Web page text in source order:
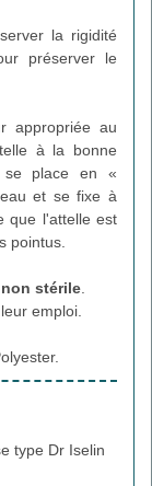
la rigidité
préserver le
appropriée au
à la bonne
se place en «
et se fixe à
que l'attelle est
pointus.
stérile
emploi.
type Dr Iselin